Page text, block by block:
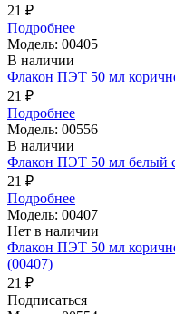
21 ₽
Подробнее
Модель: 00405
В наличии
Флакон ПЭТ 50 мл
21 ₽
Подробнее
Модель: 00556
В наличии
Флакон ПЭТ 50 мл белый
21 ₽
Подробнее
Модель: 00407
Нет в наличии
Флакон ПЭТ 50 мл
(00407)
21 ₽
Подписаться